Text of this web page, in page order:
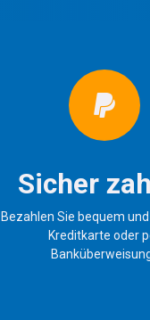
Sicher
Bezahlen Sie bequem
Kreditkarte oder